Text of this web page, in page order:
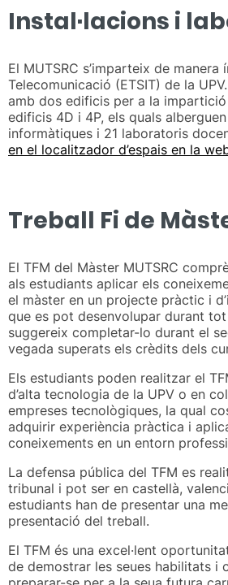
Instal·lacions i
El MUTSRC s’imparteix de manera
Telecomunicació (ETSIT) de la
amb dos edificis per a la impartició
edificis 4D i 4P, els quals
informàtiques i 21 laboratoris
en el localitzador d’espais en la
Treball Fi de
El TFM del Màster MUTSRC
als estudiants aplicar els
el màster en un projecte pràctic i
que es pot desenvolupar durant
suggereix completar-lo durant el
vegada superats els crèdits dels
Els estudiants poden realitzar el
d’alta tecnologia de la UPV o en
empreses tecnològiques, la qual
adquirir experiència pràctica i
coneixements en un entorn
La defensa pública del TFM es
tribunal i pot ser en castellà,
estudiants han de presentar una
presentació del treball.
El TFM és una excel·lent
de demostrar les seues habilitats i